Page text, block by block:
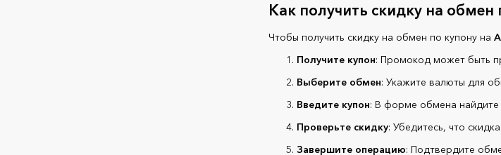
Как получить скидку на
Чтобы получить скидку на обмен по купону на
Получите купон: Промокод может быть
Выберите обмен: Укажите валюты для
Введите купон: В форме обмена
Проверьте скидку: Убедитесь, что
Завершите операцию: Подтвердите